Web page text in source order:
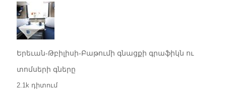
Երեւան-Թբիլիսի-Բաթումի գնացքի գրաֆիկն ու
տոմսերի գները
2.1k դիտում